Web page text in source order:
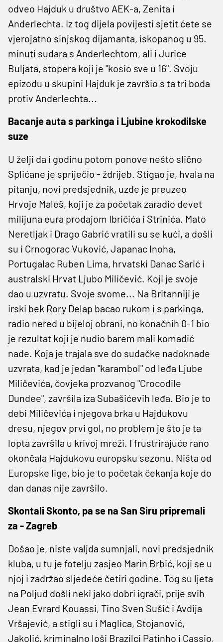
odveo Hajduk u društvo AEK-a, Zenita i
Anderlechta. Iz tog dijela povijesti sjetit ćete se
vjerojatno sinjskog dijamanta, iskopanog u 95.
minuti sudara s Anderlechtom, ali i Jurice
Buljata, stopera koji je "kosio sve u 16". Svoju
epizodu u skupini Hajduk je završio s ta tri boda
protiv Anderlechta...
Bacanje auta s parkinga i Ljubine krokodilske
suze
U želji da i godinu potom ponove nešto slično
Splićane je spriječio - ždrijeb. Stigao je, hvala na
pitanju, novi predsjednik, uzde je preuzeo
Hrvoje Maleš, koji je za početak zaradio devet
milijuna eura prodajom Ibričića i Strinića. Mato
Neretljak i Drago Gabrić vratili su se kući, a došli
su i Crnogorac Vuković, Japanac Inoha,
Portugalac Ruben Lima, hrvatski Danac Sarić i
australski Hrvat Ljubo Miličević. Koji je svoje
dao u uzvratu. Svoje svome... Na Britanniji je
irski bek Rory Delap bacao rukom i s parkinga,
radio nered u bijeloj obrani, no konačnih 0-1 bio
je rezultat koji je nudio barem mali komadić
nade. Koja je trajala sve do sudačke nadoknade
uzvrata, kad je jedan "karambol" od leđa Ljube
Miličevića, čovjeka prozvanog "Crocodile
Dundee", završila iza Subašićevih leđa. Bio je to
debi Miličevića i njegova brka u Hajdukovu
dresu, njegov prvi gol, no problem je što je ta
lopta završila u krivoj mreži. I frustrirajuće rano
okončala Hajdukovu europsku sezonu. Ništa od
Europske lige, bio je to početak čekanja koje do
dan danas nije završilo.
Skontali Skonto, pa se na San Siru pripremali
za - Zagreb
Došao je, niste valjda sumnjali, novi predsjednik
kluba, u tu je fotelju zasjeo Marin Brbić, koji se u
njoj i zadržao sljedeće četiri godine. Tog su ljeta
na Poljud došli neki jako dobri igrači, prije svih
Jean Evrard Kouassi, Tino Sven Sušić i Avdija
Vršajević, a stigli su i Maglica, Stojanović,
Jakolić, kriminalno loši Brazilci Patinho i Cassio,